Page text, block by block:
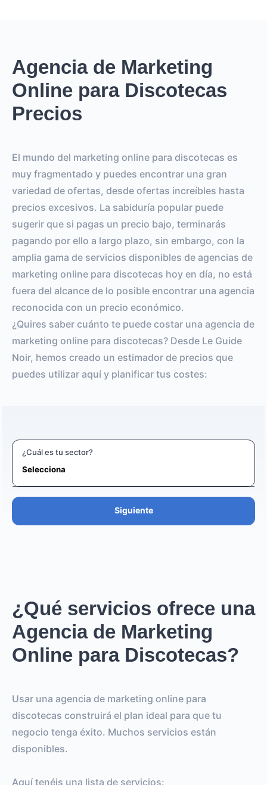
Agencia de Marketing
Online para Discotecas
Precios
El mundo del marketing online para discotecas es
muy fragmentado y puedes encontrar una gran
variedad de ofertas, desde ofertas increíbles hasta
precios excesivos. La sabiduría popular puede
sugerir que si pagas un precio bajo, terminarás
pagando por ello a largo plazo, sin embargo, con la
amplia gama de servicios disponibles de agencias de
marketing online para discotecas hoy en día, no está
fuera del alcance de lo posible encontrar una agencia
reconocida con un precio económico.
¿Quires saber cuánto te puede costar una agencia de
marketing online para discotecas? Desde Le Guide
Noir, hemos creado un estimador de precios que
puedes utilizar aquí y planificar tus costes:
¿Cuál es tu sector?
Siguiente
¿Qué servicios ofrece una
Agencia de Marketing
Online para Discotecas?
Usar una agencia de marketing online para
discotecas construirá el plan ideal para que tu
negocio tenga éxito. Muchos servicios están
disponibles.
Aquí tenéis una lista de servicios: